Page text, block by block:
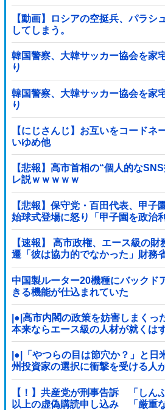
【動画】ロシアの空挺兵、パラシ
してしまう。
韓国警察、大韓サッカー協会を家宅捜索 代表監
り
韓国警察、大韓サッカー協会を家宅捜索 代表監
り
【にじさんじ】お互いをコードネ
いゆめ他
【悲報】高市首相の“個人的な
レ説ｗｗｗｗｗ
【悲報】保守党・百田代表、甲子
始球式登場に怒り「甲子園を政治
【速報】 高市政権、エース級の
遷「彼は協力的でなかった」財務
ことが判明
中国製ルーター20機種にバックド
きる機能が仕込まれていた
|●|高市内閣の政策を妨害しまくっ
本来ならエース級の人材が就くは
れ……
|●|「やつらの目は節穴か？」と日
州投資家の選択に衝撃を受ける人
を処分して代わりに選んだのは
【！】共産党が刑事告訴 「しん
以上の虚偽購読申し込み 「厳重